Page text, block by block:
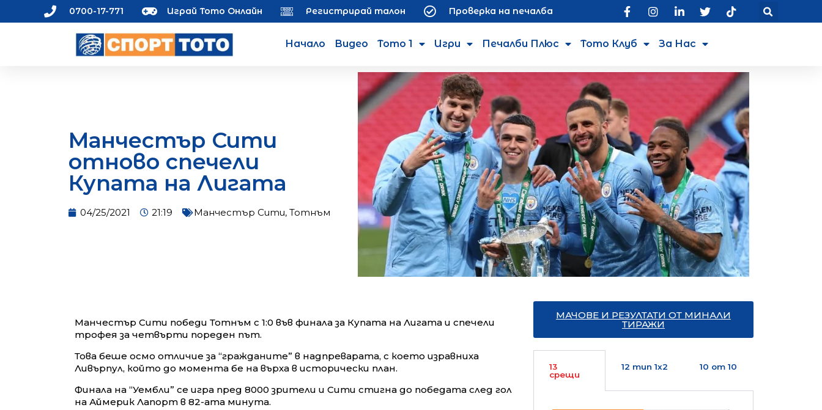
0700-17-771 Играй Тото Онлайн Регистрирай талон Проверка на печалба
Начало Видео Тото 1 Игри Печалби Плюс Тото Клуб За Нас
Манчестър Сити
отново спечели
Купата на Лигата
04/25/2021 21:19 Манчестър Сити, Тотнъм
Манчестър Сити победи Тотнъм с 1:0 във финала за Купата на Лигата и спечели
трофея за четвърти пореден път.
Това беше осмо отличие за “гражданите” в надпреварата, с което изравниха
Ливърпул, който до момента бе на върха в исторически план.
Финала на “Уембли” се игра пред 8000 зрители и Сити стигна до победата след гол
на Аймерик Лапорт в 82-ата минута.
МАЧОВЕ И РЕЗУЛТАТИ ОТ МИНАЛИ
ТИРАЖИ
13
срещи
12 тип 1х2 10 от 10